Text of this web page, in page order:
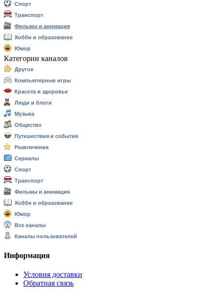
Спорт
Транспорт
Фильмы и анимация
Хобби и образование
Юмор
Категории каналов
Другое
Компьютерные игры
Красота и здоровье
Люди и блоги
Музыка
Общество
Путешествия и события
Развлечения
Сериалы
Спорт
Транспорт
Фильмы и анимация
Хобби и образование
Юмор
Все каналы
Каналы пользователей
Информация
Условия доставки
Обратная связь